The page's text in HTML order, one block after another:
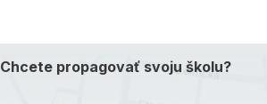
Chcete propagovať svoju školu?